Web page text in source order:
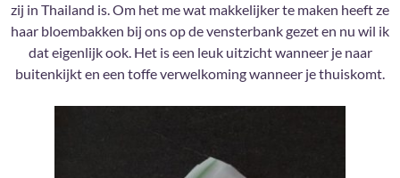
zij in Thailand is. Om het me wat makkelijker te maken heeft ze
haar bloembakken bij ons op de vensterbank gezet en nu wil ik
dat eigenlijk ook. Het is een leuk uitzicht wanneer je naar
buitenkijkt en een toffe verwelkoming wanneer je thuiskomt.